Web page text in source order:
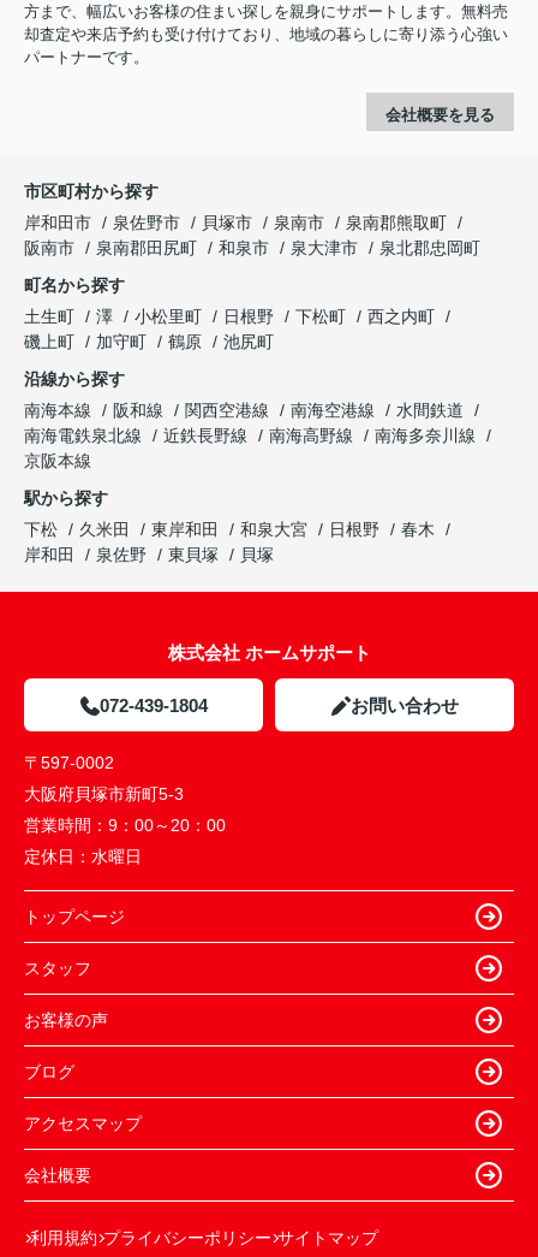
方まで、幅広いお客様の住まい探しを親身にサポートします。無料売
却査定や来店予約も受け付けており、地域の暮らしに寄り添う心強い
パートナーです。
会社概要を見る
市区町村から探す
岸和田市
泉佐野市 貝塚市 泉南市
泉南郡熊取町
阪南市
泉南郡田尻町 和泉市 泉大津市
泉北郡忠岡町
町名から探す
土生町
澤 小松里町 日根野 下松町
西之内町
磯上町
加守町 鶴原
池尻町
沿線から探す
南海本線
阪和線 関西空港線 南海空港線
水間鉄道
南海電鉄泉北線
近鉄長野線 南海高野線
南海多奈川線
京阪本線
駅から探す
下松
久米田 東岸和田 和泉大宮 日根野
春木
岸和田
泉佐野 東貝塚 貝塚
株式会社 ホームサポート
072-439-1804 お問い合わせ
〒597-0002
大阪府貝塚市新町5-3
営業時間： 9：00～20：00
定休日： 水曜日
トップページ
スタッフ
お客様の声
ブログ
アクセスマップ
会社概要
利用規約 プライバシーポリシー サイトマップ